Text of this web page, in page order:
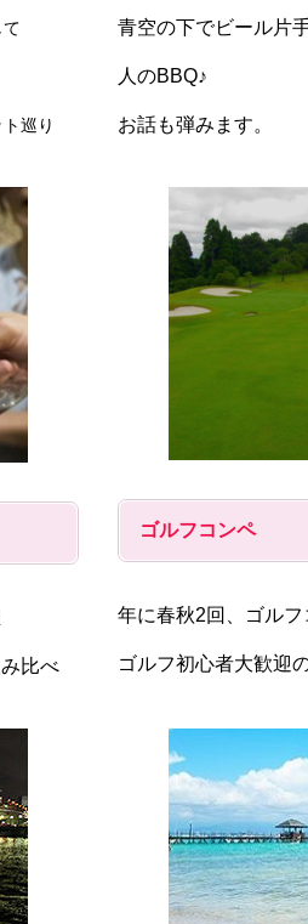
巡り
青空の下でビール片
人のBBQ♪
お話も弾みます。
比べ
ゴルフコンペ
年に春秋2回、ゴル
ゴルフ初心者大歓迎